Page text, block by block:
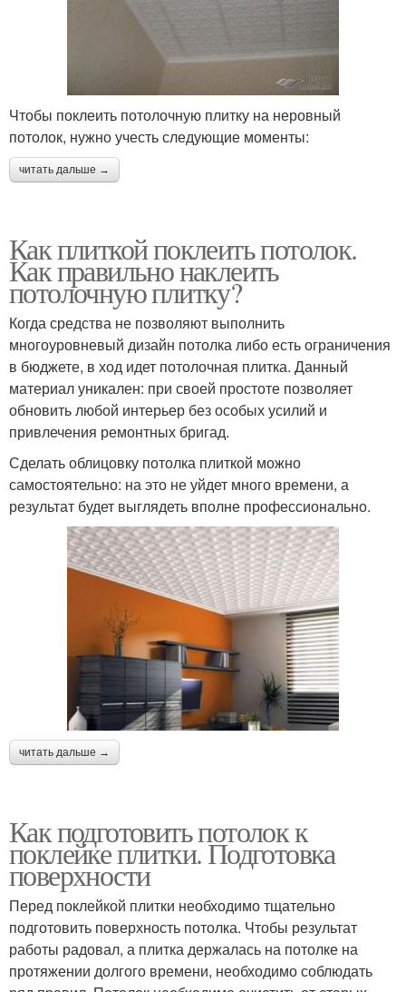
Чтобы поклеить потолочную плитку на неровный
потолок, нужно учесть следующие моменты:
читать дальше →
Как плиткой поклеить потолок.
Как правильно наклеить
потолочную плитку?
Когда средства не позволяют выполнить
многоуровневый дизайн потолка либо есть ограничения
в бюджете, в ход идет потолочная плитка. Данный
материал уникален: при своей простоте позволяет
обновить любой интерьер без особых усилий и
привлечения ремонтных бригад.
Сделать облицовку потолка плиткой можно
самостоятельно: на это не уйдет много времени, а
результат будет выглядеть вполне профессионально.
читать дальше →
Как подготовить потолок к
поклейке плитки. Подготовка
поверхности
Перед поклейкой плитки необходимо тщательно
подготовить поверхность потолка. Чтобы результат
работы радовал, а плитка держалась на потолке на
протяжении долгого времени, необходимо соблюдать